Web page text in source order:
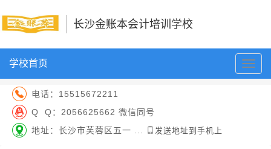
长沙金账本会计培训学校
切
换
学校首页
电话： 15515672211
Q Q： 2056625662 微信同号
地址：长沙市芙蓉区五一 ...
发送地址到手机上